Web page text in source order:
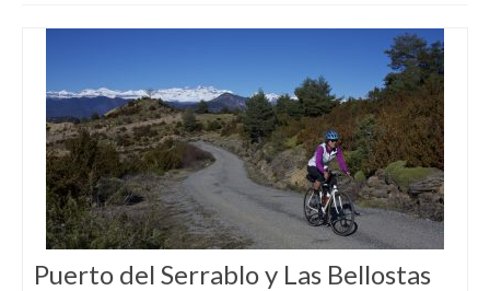
Puerto del Serrablo y Las Bellostas